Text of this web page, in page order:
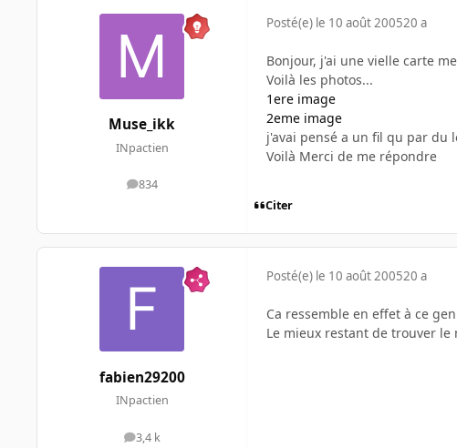
Muse_ikk
INpactien
834
messages
Posté(e) le 10 août 200520 a
Bonjour, j'ai une vielle carte
Voilà les photos...
1ere image
2eme image
j'avai pensé a un fil qu par du
Voilà Merci de me répondre
Citer
fabien29200
INpactien
3,4 k
messages
Posté(e) le 10 août 200520 a
Ca ressemble en effet à ce
Le mieux restant de trouver le